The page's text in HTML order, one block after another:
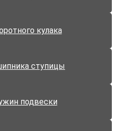
кулака
ступицы
подвески